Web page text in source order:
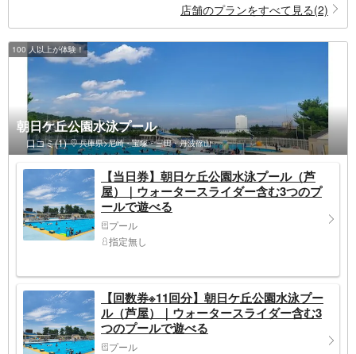
店舗のプランをすべて見る(2)
100 人以上が体験！
朝日ケ丘公園水泳プール
口コミ(1) 兵庫県>尼崎・宝塚・三田・丹波篠山
【当日券】朝日ケ丘公園水泳プール（芦
屋）｜ウォータースライダー含む3つのプ
ールで遊べる
プール
指定無し
【回数券※11回分】朝日ケ丘公園水泳プー
ル（芦屋）｜ウォータースライダー含む3
つのプールで遊べる
プール